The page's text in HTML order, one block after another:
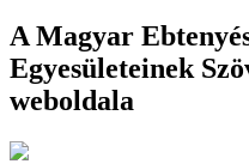
A Magyar
Egyesületeinek
weboldala